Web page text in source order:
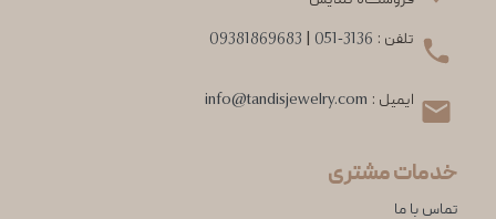
تلفن : 051-3136
09381869683
ایمیل : info@tandisjewelry.com
خدمات مشتری
تماس با ما